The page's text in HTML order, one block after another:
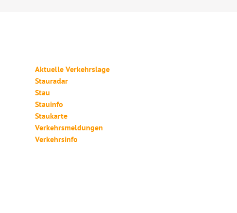
Aktuelle Verkehrslage
Stauradar
Stau
Stauinfo
Staukarte
Verkehrsmeldungen
Verkehrsinfo